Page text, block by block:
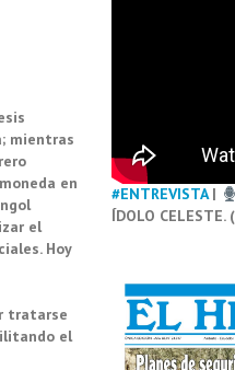
mientras
en
el
Hoy
tratarse
el
#ENTREVISTA|
ÍDOLO